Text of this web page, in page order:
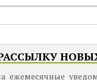
ежемесячные